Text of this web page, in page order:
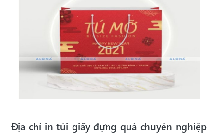
Địa chỉ in túi giấy đựng quà chuyên nghiệp